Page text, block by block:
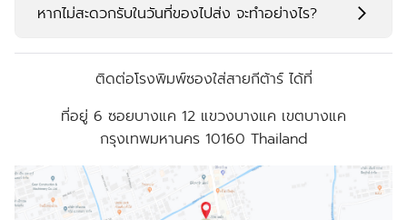
ชื่อแบรนด์ ชื่อสินค้า หรือ โลโก้ (ถ้ามี)
ข้อมูลที่จะใส่บนกล่อง เช่น สรรพคุณ วิธีใช้ ส่วน
ประกอบ ปริมาณ เลขที่จัดแจ้ง ฯลฯ
ตัวอย่างรูปแบบที่ชอบ โทนสี สไตล์ที่ชอบ
หากไม่สะดวกรับในวันที่ของไปส่ง จะทำอย่างไร?
ติดต่อโรงพิมพ์ซองใส่สายกีต้าร์ ได้ที่
ที่อยู่ 6 ซอยบางแค 12 แขวงบางแค เขตบางแค
กรุงเทพมหานคร 10160 Thailand